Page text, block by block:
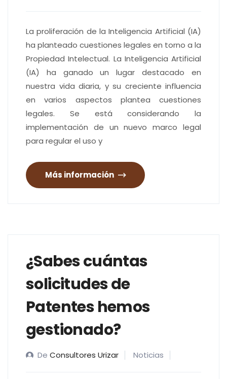
La proliferación de la Inteligencia Artificial (IA)
ha planteado cuestiones legales en torno a la
Propiedad Intelectual. La Inteligencia Artificial
(IA) ha ganado un lugar destacado en
nuestra vida diaria, y su creciente influencia
en varios aspectos plantea cuestiones
legales. Se está considerando la
implementación de un nuevo marco legal
para regular el uso y
Más información
¿Sabes cuántas
solicitudes de
Patentes hemos
gestionado?
De Consultores Urizar Noticias